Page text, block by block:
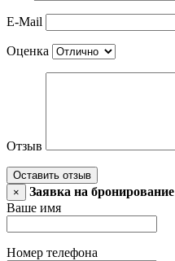
E-Mail
Оценка
Отзыв
Оставить отзыв
×
Заявка на бронирование
Ваше имя
Номер телефона